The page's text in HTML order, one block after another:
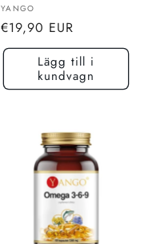
Säljare:
YANGO
Normalt
pris
€19,90 EUR
Lägg till i
kundvagn